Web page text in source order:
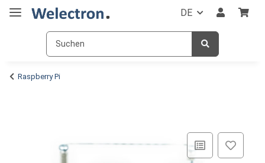
DE
Raspberry Pi